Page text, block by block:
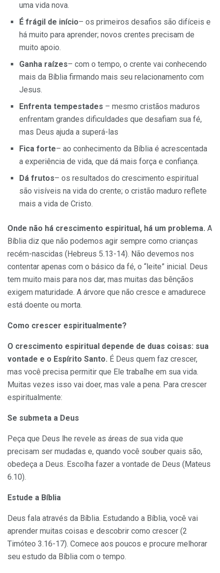
uma vida nova.
É frágil de início– os primeiros desafios são difíceis e
há muito para aprender; novos crentes precisam de
muito apoio.
Ganha raízes– com o tempo, o crente vai conhecendo
mais da Bíblia firmando mais seu relacionamento com
Jesus.
Enfrenta tempestades – mesmo cristãos maduros
enfrentam grandes dificuldades que desafiam sua fé,
mas Deus ajuda a superá-las
Fica forte– ao conhecimento da Bíblia é acrescentada
a experiência de vida, que dá mais força e confiança.
Dá frutos– os resultados do crescimento espiritual
são visíveis na vida do crente; o cristão maduro reflete
mais a vida de Cristo.
Onde não há crescimento espiritual, há um problema. A
Bíblia diz que não podemos agir sempre como crianças
recém-nascidas (Hebreus 5.13-14). Não devemos nos
contentar apenas com o básico da fé, o “leite” inicial. Deus
tem muito mais para nos dar, mas muitas das bênçãos
exigem maturidade. A árvore que não cresce e amadurece
está doente ou morta.
Como crescer espiritualmente?
O crescimento espiritual depende de duas coisas: sua
vontade e o Espírito Santo. É Deus quem faz crescer,
mas você precisa permitir que Ele trabalhe em sua vida.
Muitas vezes isso vai doer, mas vale a pena. Para crescer
espiritualmente:
Se submeta a Deus
Peça que Deus lhe revele as áreas de sua vida que
precisam ser mudadas e, quando você souber quais são,
obedeça a Deus. Escolha fazer a vontade de Deus (Mateus
6.10).
Estude a Bíblia
Deus fala através da Bíblia. Estudando a Bíblia, você vai
aprender muitas coisas e descobrir como crescer (2
Timóteo 3.16-17). Comece aos poucos e procure melhorar
seu estudo da Bíblia com o tempo.